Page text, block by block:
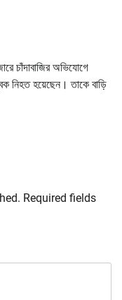
চাঁদাবাজির অভিযোগে
নিহত হয়েছেন। তাকে বাড়ি
Required fields